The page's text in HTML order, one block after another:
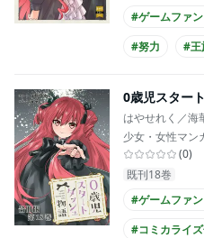
#ゲームファ
#努力
#王
0歳児スター
はやせれく／海
少女・女性マン
(0)
既刊18巻
#ゲームファ
#コミカライ